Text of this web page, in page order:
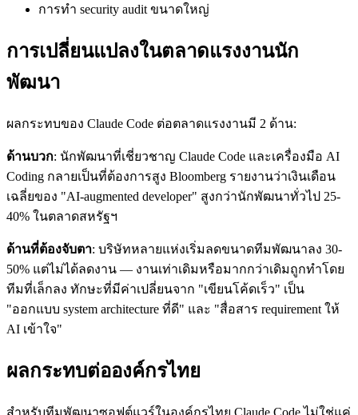
การทำ security audit ขนาดใหญ่
การเปลี่ยนแปลงในตลาดแรงงานนัก
พัฒนา
ผลกระทบของ Claude Code ต่อตลาดแรงงานมี 2 ด้าน:
ด้านบวก: นักพัฒนาที่เชี่ยวชาญ Claude Code และเครื่องมือ AI
Coding กลายเป็นที่ต้องการสูง Bloomberg รายงานว่าเงินเดือน
เฉลี่ยของ "AI-augmented developer" สูงกว่านักพัฒนาทั่วไป 25-
40% ในตลาดสหรัฐฯ
ด้านที่ต้องจับตา: บริษัทหลายแห่งเริ่มลดขนาดทีมพัฒนาลง 30-
50% แต่ไม่ได้ลดงาน — งานเท่าเดิมหรือมากกว่าเดิมถูกทำโดย
ทีมที่เล็กลง ทักษะที่มีค่าเปลี่ยนจาก "เขียนโค้ดเร็ว" เป็น
"ออกแบบ system architecture ที่ดี" และ "สื่อสาร requirement ให้
AI เข้าใจ"
ผลกระทบต่อองค์กรไทย
สำหรับทีมพัฒนาซอฟต์แวร์ในองค์กรไทย Claude Code ไม่ใช่แค่